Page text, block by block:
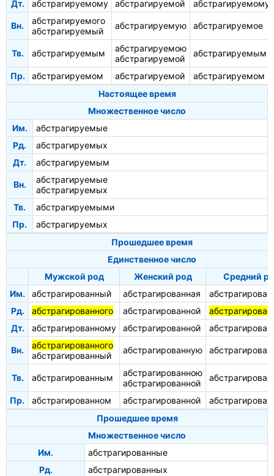
Дт. абстрагируемому абстрагируемой абстрагируемому
Вн.
абстрагируемого
абстрагируемый
абстрагируемую абстрагируемое
Тв. абстрагируемым
абстрагируемою
абстрагируемой
абстрагируемым
Пр. абстрагируемом абстрагируемой
абстрагируемом
Настоящее время
Множественное число
Им.
абстрагируемые
Рд.
абстрагируемых
Дт.
абстрагируемым
Вн.
абстрагируемые
абстрагируемых
Тв.
абстрагируемыми
Пр.
абстрагируемых
Прошедшее время
Единственное число
Мужской род
Женский род
Средний
Им.
абстрагированный абстрагированная
Рд.
абстрагированного абстрагированной
Дт.
абстрагированному абстрагированной
Вн.
абстрагированного
абстрагированный
абстрагированную
Тв. абстрагированным
абстрагированною
абстрагированной
Пр. абстрагированном абстрагированной
Прошедшее время
Множественное число
Им.
абстрагированные
Рд.
абстрагированных